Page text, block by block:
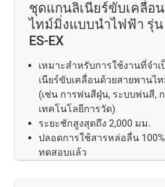
ชุดแกนลิเนียร์ขับเคลื่อ
ไทม์มิ่งแบบนำไฟฟ้า รุ่น
ES-EX
เหมาะสำหรับการใช้งานที่จำ
เนียร์ขับเคลื่อนด้วยสายพานไ
(เช่น การพ่นสีฝุ่น, ระบบพ่นสี,
เทคโนโลยีการวัด)
ระยะชักสูงสุดถึง 2,000 มม.
ปลอดการใช้สารหล่อลื่น
ทดสอบแล้ว